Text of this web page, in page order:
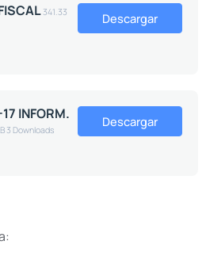
341.33
Descargar
INFORM.
3 Downloads
Descargar